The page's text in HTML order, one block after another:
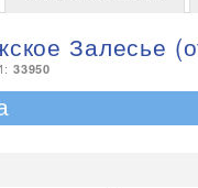
Залесье
33950